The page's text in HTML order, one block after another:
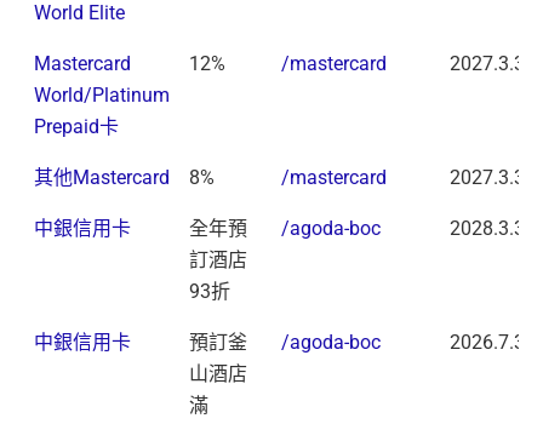
World Elite
Mastercard
World/Platinum
Prepaid卡
12% /mastercard 2027.3.31
其他Mastercard 8% /mastercard 2027.3.31
中銀信用卡
全年預
訂酒店
93折
/agoda-boc 2028.3.31
中銀信用卡
預訂釜
山酒店
滿
/agoda-boc 2026.7.31